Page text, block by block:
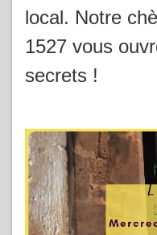
local. Notre
1527 vous
secrets !